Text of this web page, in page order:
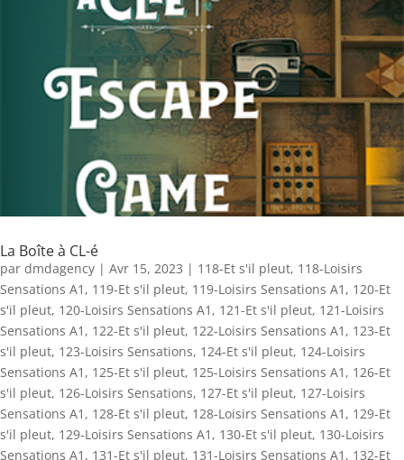
La Boîte à CL-é
par dmdagency | Avr 15, 2023 | 118-Et s'il pleut, 118-Loisirs
Sensations A1 , 119-Et s'il pleut, 119-Loisirs Sensations A1 , 120-Et
s'il pleut, 120-Loisirs Sensations A1 , 121-Et s'il pleut, 121-Loisirs
Sensations A1 , 122-Et s'il pleut, 122-Loisirs Sensations A1 , 123-Et
s'il pleut, 123-Loisirs Sensations, 124-Et s'il pleut, 124-Loisirs
Sensations A1 , 125-Et s'il pleut, 125-Loisirs Sensations A1 , 126-Et
s'il pleut, 126-Loisirs Sensations, 127-Et s'il pleut, 127-Loisirs
Sensations A1 , 128-Et s'il pleut, 128-Loisirs Sensations A1 , 129-Et
s'il pleut, 129-Loisirs Sensations A1 , 130-Et s'il pleut, 130-Loisirs
Sensations A1 , 131-Et s'il pleut, 131-Loisirs Sensations A1 , 132-Et